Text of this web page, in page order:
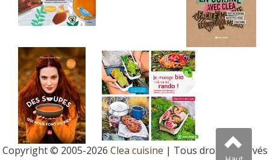
Copyright © 2005-2026 Clea cuisine | Tous droits réservés